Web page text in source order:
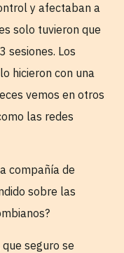
y afectaban a
solo tuvieron que
sesiones. Los
hicieron con una
vemos en otros
las redes
compañía de
sobre las
seguro se